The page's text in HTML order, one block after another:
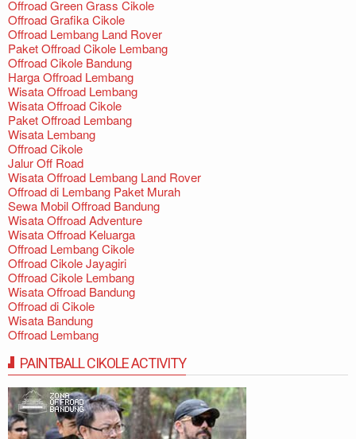
Offroad Green Grass Cikole
Offroad Grafika Cikole
Offroad Lembang Land Rover
Paket Offroad Cikole Lembang
Offroad Cikole Bandung
Harga Offroad Lembang
Wisata Offroad Lembang
Wisata Offroad Cikole
Paket Offroad Lembang
Wisata Lembang
Offroad Cikole
Jalur Off Road
Wisata Offroad Lembang Land Rover
Offroad di Lembang Paket Murah
Sewa Mobil Offroad Bandung
Wisata Offroad Adventure
Wisata Offroad Keluarga
Offroad Lembang Cikole
Offroad Cikole Jayagiri
Offroad Cikole Lembang
Wisata Offroad Bandung
Offroad di Cikole
Wisata Bandung
Offroad Lembang
PAINTBALL CIKOLE ACTIVITY